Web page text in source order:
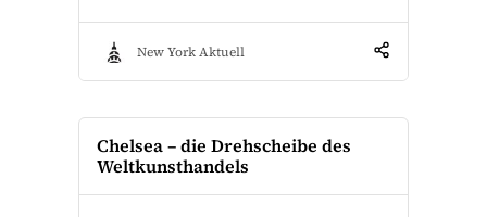
New York Aktuell
Chelsea – die Drehscheibe des
Weltkunsthandels